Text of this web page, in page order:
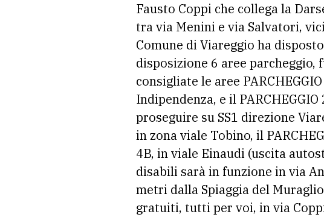
Fausto Coppi che collega la
tra via Menini e via Salvatori,
Comune di Viareggio ha
disposizione 6 aree parcheggio,
consigliate le aree
Indipendenza, e il
proseguire su SS1 direzione
in zona viale Tobino, il
4B, in viale Einaudi (uscita
disabili sarà in funzione in via
metri dalla Spiaggia del
gratuiti, tutti per voi, in via